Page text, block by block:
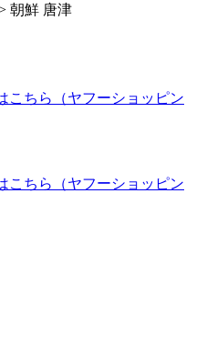
朝鮮 唐津
こちら（ヤフーショッピン
こちら（ヤフーショッピン